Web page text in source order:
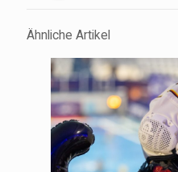
Ähnliche Artikel